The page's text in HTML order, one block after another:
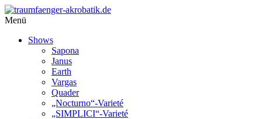
Menü
Shows
Sapona
Janus
Earth
Vargas
Quader
„Nocturno“-Varieté
„SIMPLICI“-Varieté